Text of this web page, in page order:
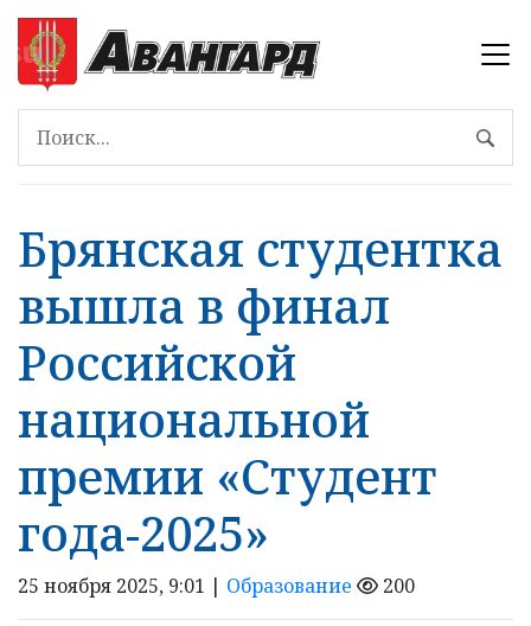
Брянская студентка
вышла в финал
Российской
национальной
премии «Студент
года-2025»
25 ноября 2025, 9:01 | Образование 200